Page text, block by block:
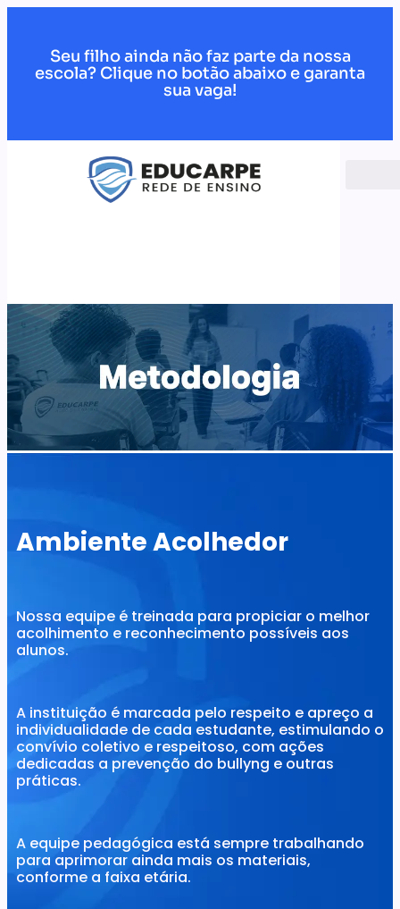
Seu filho ainda não faz parte da nossa
escola? Clique no botão abaixo e garanta
sua vaga!
Ambiente Acolhedor
Nossa equipe é treinada para propiciar o melhor
acolhimento e reconhecimento possíveis aos
alunos.
A instituição é marcada pelo respeito e apreço a
individualidade de cada estudante, estimulando o
convívio coletivo e respeitoso, com ações
dedicadas a prevenção do bullyng e outras
práticas.
A equipe pedagógica está sempre trabalhando
para aprimorar ainda mais os materiais,
conforme a faixa etária.